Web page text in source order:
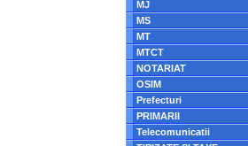
MJ
MS
MT
MTCT
NOTARIAT
OSIM
Prefecturi
PRIMARII
Telecomunicatii